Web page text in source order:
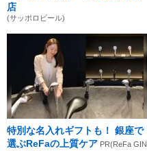
店
(サッポロビール)
特別な名入れギフトも！ 銀座で
選ぶReFaの上質ケア PR(ReFa GIN